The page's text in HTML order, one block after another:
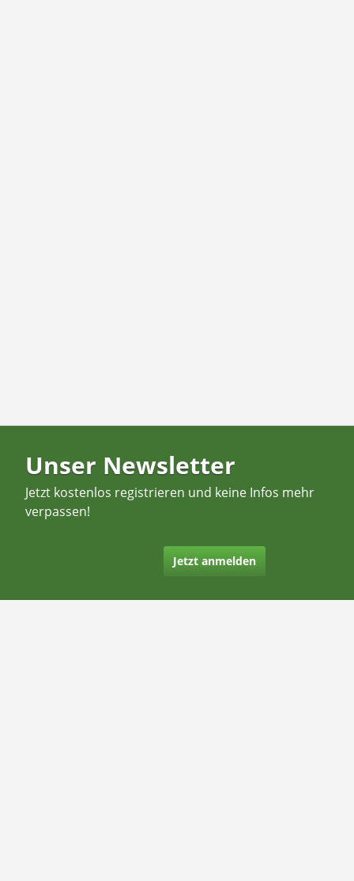
Unser Newsletter
Jetzt kostenlos registrieren und keine Infos mehr
verpassen!
Jetzt anmelden